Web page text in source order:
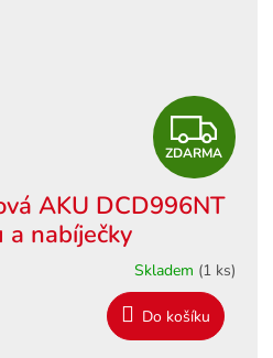
Z
D
A
R
M
ZDARMA
AKU DCD996NT
a nabíječky
Skladem (1 ks)
Do košíku